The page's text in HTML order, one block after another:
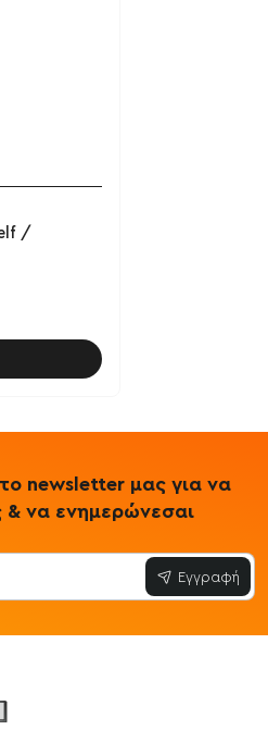
/
newsletter μας για να
& να ενημερώνεσαι
Εγγραφή